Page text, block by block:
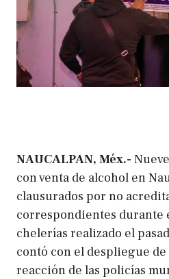
NAUCALPAN, Méx.-
con venta de alcohol en
clausurados por no
correspondientes durante
chelerías realizado el
contó con el despliegue de
reacción de las policías